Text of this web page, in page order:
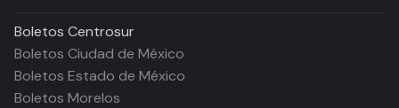
Boletos Centrosur
Boletos Ciudad de México
Boletos Estado de México
Boletos Morelos